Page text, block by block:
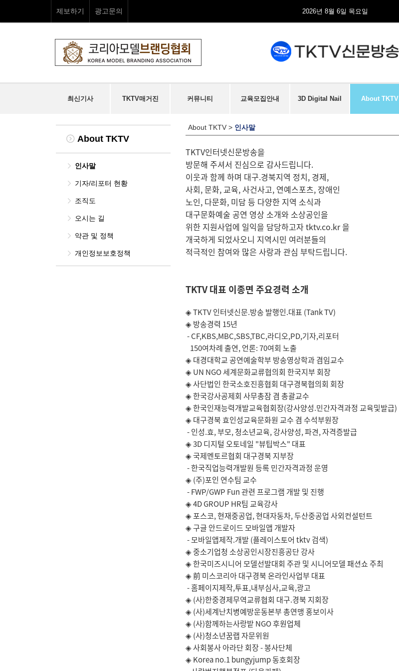
제보하기 광고문의 2026년 8월 6일 목요일
최신기사 TKTV매거진 커뮤니티 교육모집안내 3D Digital Nail About TKTV
About TKTV
인사말
기자/리포터 현황
조직도
오시는 길
약관 및 정책
개인정보보호정책
About TKTV > 인사말
TKTV인터넷신문방송을
방문해 주셔서 진심으로 감사드립니다.
이웃과 함께 하며 대구.경북지역 정치, 경제,
사회, 문화, 교육, 사건사고, 연예스포츠, 장애인
노인, 다문화, 미담 등 다양한 지역 소식과
대구문화예술 공연 영상 소개와 소상공인을
위한 지원사업에 일익을 담당하고자tktv.co.kr을
개국하게 되었사오니 지역시민 여러분들의
적극적인 참여와 많은 사랑과 관심 부탁드립니다.
TKTV 대표 이종면 주요경력 소개
◈ TKTV 인터넷신문.방송 발행인.대표 (Tank TV)
◈ 방송경력 15년
- CF,KBS,MBC,SBS,TBC,라디오,PD,기자,리포터
150여차례 출연, 언론: 70여회 노출
◈ 대경대학교 공연예술학부 방송영상학과 겸임교수
◈ UN NGO 세계문화교류협의회 한국지부 회장
◈ 사단법인 한국소호진흥협회 대구경북협의회 회장
◈ 한국강사공제회 사무총잠 겸 총괄교수
◈ 한국인재능력개발교육협회장(강사양성.민간자격과정 교육및발급)
◈ 대구경북 효인성교육문화원 교수 겸 수석부원장
- 인성.효, 부모, 청소년교육, 강사양성, 파견, 자격증발급
◈ 3D 디지털 오토네일 "뷰팁박스" 대표
◈ 국제멘토르협회 대구경북 지부장
- 한국직업능력개발원 등록 민간자격과정 운영
◈ (주)포인 연수팀 교수
- FWP/GWP Fun 관련 프로그램 개발 및 진행
◈ 4D GROUP HR팀 교육강사
◈ 포스코, 현재중공업, 현대자동차, 두산중공업 사외컨설턴트
◈ 구글 안드로이드 모바일앱 개발자
- 모바일앱제작.개발 (플레이스토어 tktv 검색)
◈ 중소기업청 소상공인시장진흥공단 강사
◈ 한국미즈시니어 모델선발대회 주관 및 시니어모델 패션쇼 주최
◈ 前 미스코리아 대구경북 온라인사업부 대표
- 홈페이지제작,투표,내부심사,교육,광고
◈ (사)한중경제무역교류협회 대구.경북 지회장
◈ (사)세계난치병예방운동본부 총연맹 홍보이사
◈ (사)함께하는사랑밭 NGO 후원업체
◈ (사)청소년꿈랩 자문위원
◈ 사회봉사 아라단 회장 - 봉사단체
◈ Korea no.1 bungyjump 동호회장